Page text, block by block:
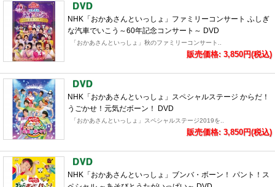
NHK「おかあさんといっしょ」ファミリーコンサート ふしぎ
な汽車でいこう～60年記念コンサート～ DVD
「おかあさんといっしょ」秋のファミリーコンサート..
販売価格: 3,850円(税込)
NHK「おかあさんといっしょ」スペシャルステージ からだ！
うごかせ！元気だボーン！ DVD
「おかあさんといっしょ」スペシャルステージ2019を..
販売価格: 3,850円(税込)
NHK「おかあさんといっしょ」ブンバ・ボーン！ パント！ス